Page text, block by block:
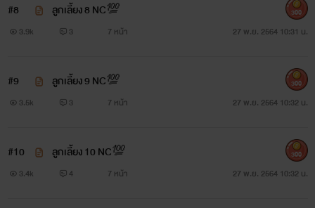
#8 ลูกเลี้ยง 8 NC💯
3.9k 3 7 หน้า 27 พ.ย. 2564 10:31 น.
300
#9 ลูกเลี้ยง 9 NC💯
3.5k 3 7 หน้า 27 พ.ย. 2564 10:32 น.
300
#10 ลูกเลี้ยง 10 NC💯
3.4k 4 7 หน้า 27 พ.ย. 2564 10:32 น.
300